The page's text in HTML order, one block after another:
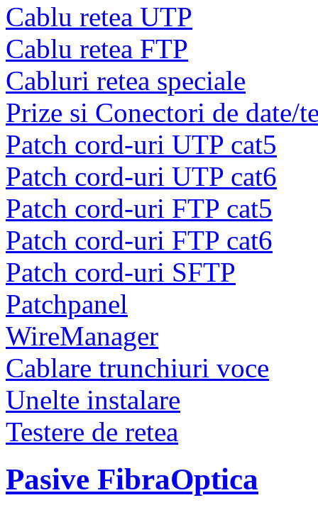
Cablu retea UTP
Cablu retea FTP
Cabluri retea speciale
Prize si Conectori de date/
Patch cord-uri UTP cat5
Patch cord-uri UTP cat6
Patch cord-uri FTP cat5
Patch cord-uri FTP cat6
Patch cord-uri SFTP
Patchpanel
WireManager
Cablare trunchiuri voce
Unelte instalare
Testere de retea
Pasive FibraOptica